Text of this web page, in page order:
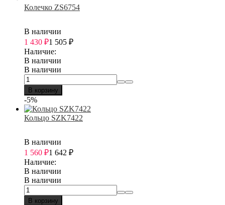
Колечко ZS6754
В наличии
1 430 ₽1 505 ₽
Наличие:
В наличии
В наличии
В корзину
-5%
Кольцо SZK7422
В наличии
1 560 ₽1 642 ₽
Наличие:
В наличии
В наличии
В корзину